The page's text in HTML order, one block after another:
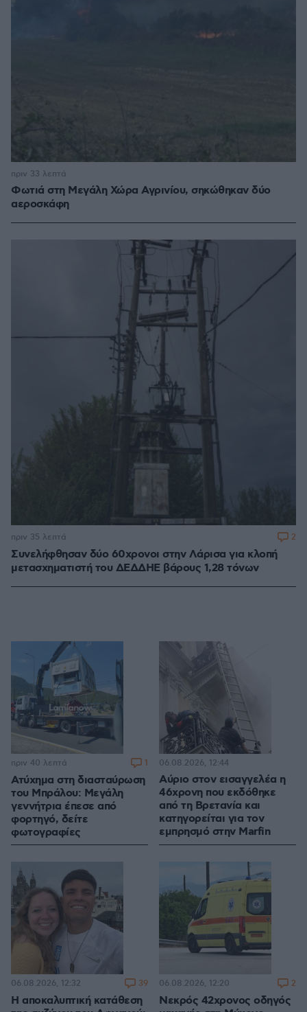
Φωτιά στη Μεγάλη Χώρα Αγρινίου, σηκώθηκαν δύο
αεροσκάφη
πριν 33 λεπτά
Συνελήφθησαν δύο 60χρονοι στην Λάρισα για κλοπή
μετασχηματιστή του ΔΕΔΔΗΕ βάρους 1,28 τόνων
πριν 35 λεπτά 2
Ατύχημα στη διασταύρωση
του Μπράλου: Μεγάλη
γεννήτρια έπεσε από
φορτηγό, δείτε
φωτογραφίες
πριν 40 λεπτά 1
Αύριο στον εισαγγελέα η
46χρονη που εκδόθηκε
από τη Βρετανία και
κατηγορείται για τον
εμπρησμό στην Marfin
06.08.2026, 12:44
Η αποκαλυπτική κατάθεση
06.08.2026, 12:32 39
Νεκρός 42χρονος οδηγός
06.08.2026, 12:20 2